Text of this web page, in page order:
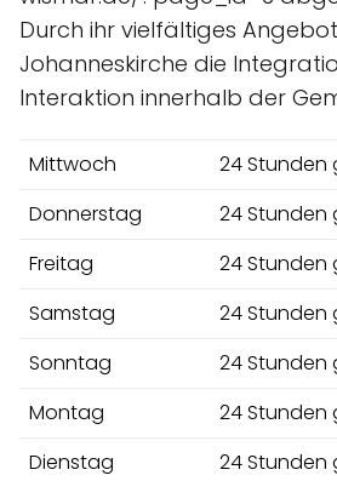
Durch ihr vielfältiges
Johanneskirche die
Interaktion innerhalb der
Mittwoch
24
Donnerstag
24
Freitag
24
Samstag
24
Sonntag
24
Montag
24
Dienstag
24